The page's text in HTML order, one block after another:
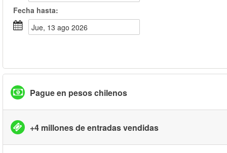
Fecha hasta:
jue, 13 ago 2026
Pague en pesos chilenos
+4 millones de entradas vendidas